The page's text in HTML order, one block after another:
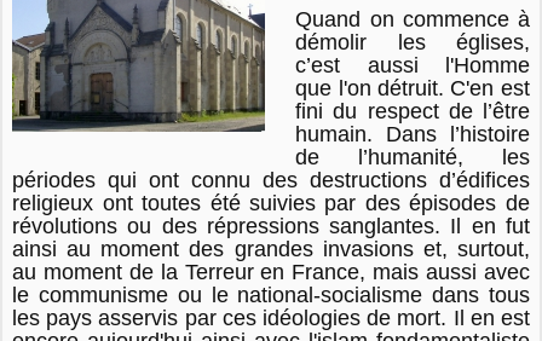
Quand on commence à
démolir les églises,
c’est aussi l'Homme
que l'on détruit. C'en est
fini du respect de l’être
humain. Dans l’histoire
de l’humanité, les
périodes qui ont connu des destructions d’édifices
religieux ont toutes été suivies par des épisodes de
révolutions ou des répressions sanglantes. Il en fut
ainsi au moment des grandes invasions et, surtout,
au moment de la Terreur en France, mais aussi avec
le communisme ou le national-socialisme dans tous
les pays asservis par ces idéologies de mort. Il en est